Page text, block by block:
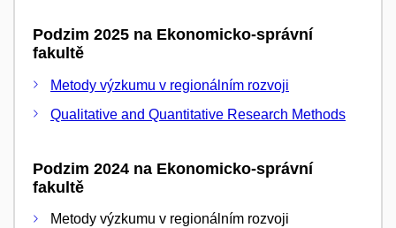
Podzim 2025 na Ekonomicko-správní
fakultě
Metody výzkumu v regionálním rozvoji
Qualitative and Quantitative Research Methods
Podzim 2024 na Ekonomicko-správní
fakultě
Metody výzkumu v regionálním rozvoji